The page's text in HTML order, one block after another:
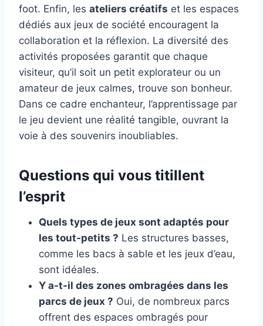
foot. Enfin, les ateliers créatifs et les espaces
dédiés aux jeux de société encouragent la
collaboration et la réflexion. La diversité des
activités proposées garantit que chaque
visiteur, qu’il soit un petit explorateur ou un
amateur de jeux calmes, trouve son bonheur.
Dans ce cadre enchanteur, l’apprentissage par
le jeu devient une réalité tangible, ouvrant la
voie à des souvenirs inoubliables.
Questions qui vous titillent
l’esprit
Quels types de jeux sont adaptés pour
les tout-petits ? Les structures basses,
comme les bacs à sable et les jeux d’eau,
sont idéales.
Y a-t-il des zones ombragées dans les
parcs de jeux ? Oui, de nombreux parcs
offrent des espaces ombragés pour